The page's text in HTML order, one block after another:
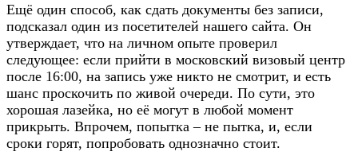
Ещё один способ, как сдать документы без записи,
подсказал один из посетителей нашего сайта. Он
утверждает, что на личном опыте проверил
следующее: если прийти в московский визовый центр
после 16:00, на запись уже никто не смотрит, и есть
шанс проскочить по живой очереди. По сути, это
хорошая лазейка, но её могут в любой момент
прикрыть. Впрочем, попытка – не пытка, и, если
сроки горят, попробовать однозначно стоит.